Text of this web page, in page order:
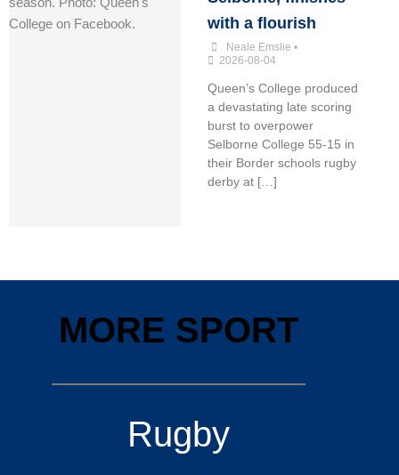
with a flourish
Neale Emslie •
2026-08-04
Queen’s College produced
a devastating late scoring
burst to overpower
Selborne College 55-15 in
their Border schools rugby
derby at […]
MORE SPORT
Rugby